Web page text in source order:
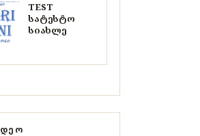
TEST
სატესტო
სიახლე